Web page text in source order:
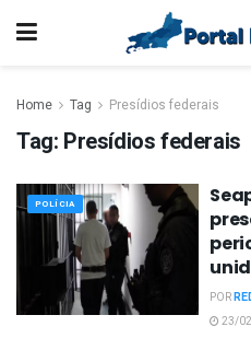
Home Tag Presídios federais
Tag: Presídios federais
POLÍCIA
POR
23/